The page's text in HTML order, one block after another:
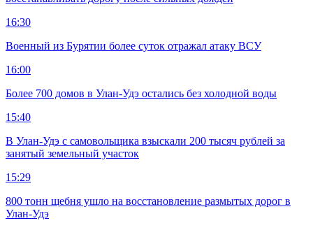
16:30
Военный из Бурятии более суток отражал атаку ВСУ
16:00
Более 700 домов в Улан-Удэ остались без холодной воды
15:40
В Улан-Удэ с самовольщика взыскали 200 тысяч рублей за
занятый земельный участок
15:29
800 тонн щебня ушло на восстановление размытых дорог в
Улан-Удэ